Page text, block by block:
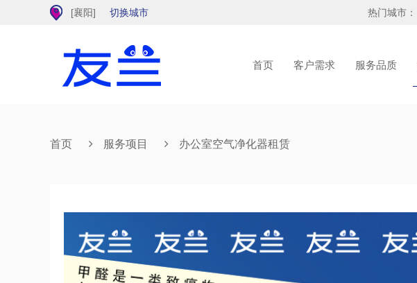
[襄阳] 切换城市 热门城市：
首页 客户需求 服务品质
首页 服务项目 办公室空气净化器租赁